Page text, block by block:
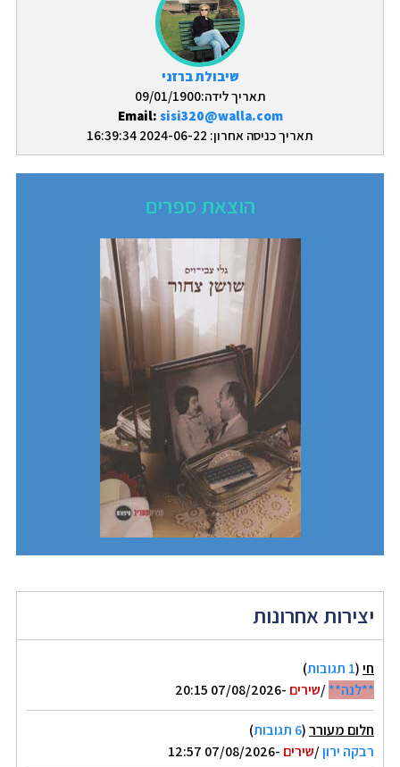
שיבולת ברזני
תאריך לידה:09/01/1900
Email: sisi320@walla.com
תאריך כניסה אחרון: 2024-06-22 16:39:34
הוצאת ספרים
יצירות אחרונות
חי(1 תגובות
)
**לנה**/שירים -07/08/2026 20:15
חלום מעורר(6 תגובות
)
רבקה ירון/שירים -07/08/2026 12:57